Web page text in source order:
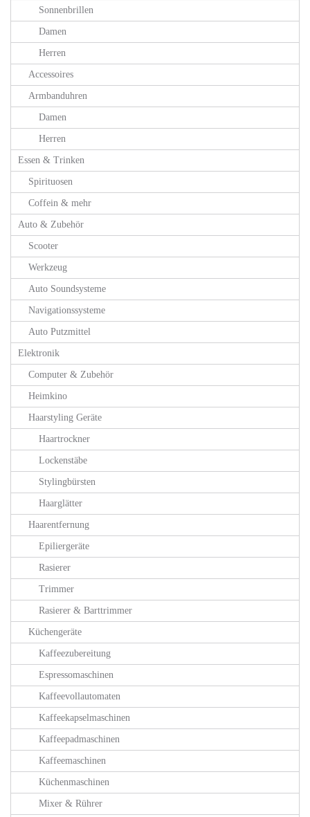
Sonnenbrillen
Damen
Herren
Accessoires
Armbanduhren
Damen
Herren
Essen & Trinken
Spirituosen
Coffein & mehr
Auto & Zubehör
Scooter
Werkzeug
Auto Soundsysteme
Navigationssysteme
Auto Putzmittel
Elektronik
Computer & Zubehör
Heimkino
Haarstyling Geräte
Haartrockner
Lockenstäbe
Stylingbürsten
Haarglätter
Haarentfernung
Epiliergeräte
Rasierer
Trimmer
Rasierer & Barttrimmer
Küchengeräte
Kaffeezubereitung
Espressomaschinen
Kaffeevollautomaten
Kaffeekapselmaschinen
Kaffeepadmaschinen
Kaffeemaschinen
Küchenmaschinen
Mixer & Rührer